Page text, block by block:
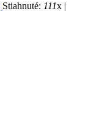
Stiahnuté: 111x |